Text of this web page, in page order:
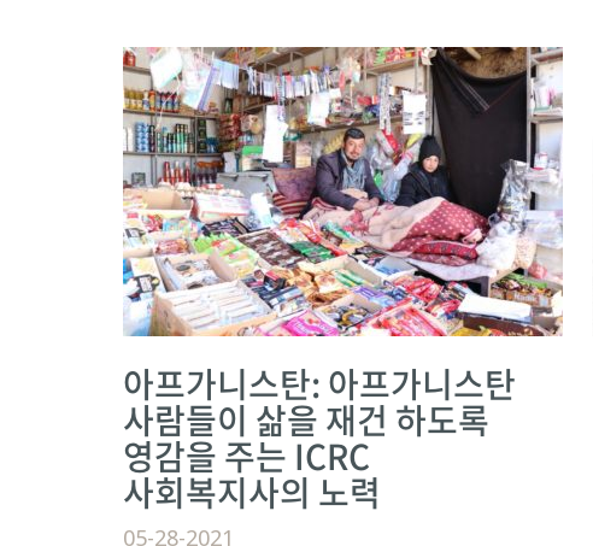
아프가니스탄: 아프가니스탄
사람들이 삶을 재건 하도록
영감을 주는 ICRC
사회복지사의 노력
05-28-2021